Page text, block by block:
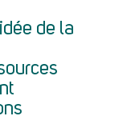
de la